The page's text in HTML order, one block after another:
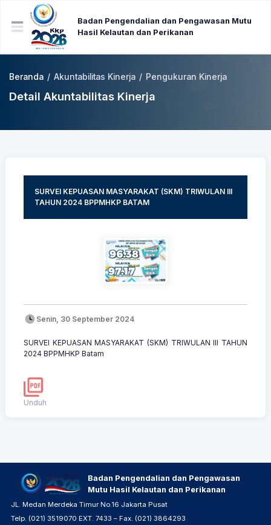
Badan Pengendalian dan Pengawasan Mutu
Hasil Kelautan dan Perikanan
Beranda / Akuntabilitas Kinerja / Pengukuran Kinerja
Detail Akuntabilitas Kinerja
SURVEI KEPUASAN MASYARAKAT (SKM) TRIWULAN III
TAHUN 2024 BPPMHKP BATAM
Senin, 30 September 2024
SURVEI KEPUASAN MASYARAKAT (SKM) TRIWULAN III TAHUN
2024 BPPMHKP Batam
Unduh
Badan Pengendalian dan Pengawasan
Mutu Hasil Kelautan dan Perikanan
JL. Medan Merdeka Timur No.16 Jakarta Pusat
Telp. (021) 3519070 EXT. 7433 – Fax. (021) 3864293